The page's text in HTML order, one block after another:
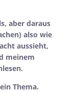
aber daraus
also wie
aussieht,
meinem
Thema.